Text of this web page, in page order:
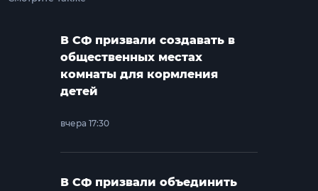
В СФ призвали создавать в
общественных местах
комнаты для кормления
детей
вчера 17:30
В СФ призвали объединить